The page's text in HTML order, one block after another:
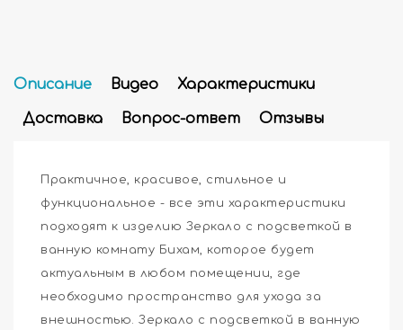
Описание Видео Характеристики
Доставка Вопрос-ответ Отзывы
Практичное, красивое, стильное и
функциональное - все эти характеристики
подходят к изделию Зеркало с подсветкой в
ванную комнату Бихам, которое будет
актуальным в любом помещении, где
необходимо пространство для ухода за
внешностью. Зеркало с подсветкой в ванную